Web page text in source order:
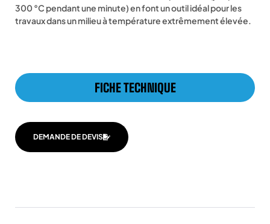
300 °C pendant une minute) en font un outil idéal pour les
travaux dans un milieu à température extrêmement élevée.
FICHE TECHNIQUE
DEMANDE DE DEVIS